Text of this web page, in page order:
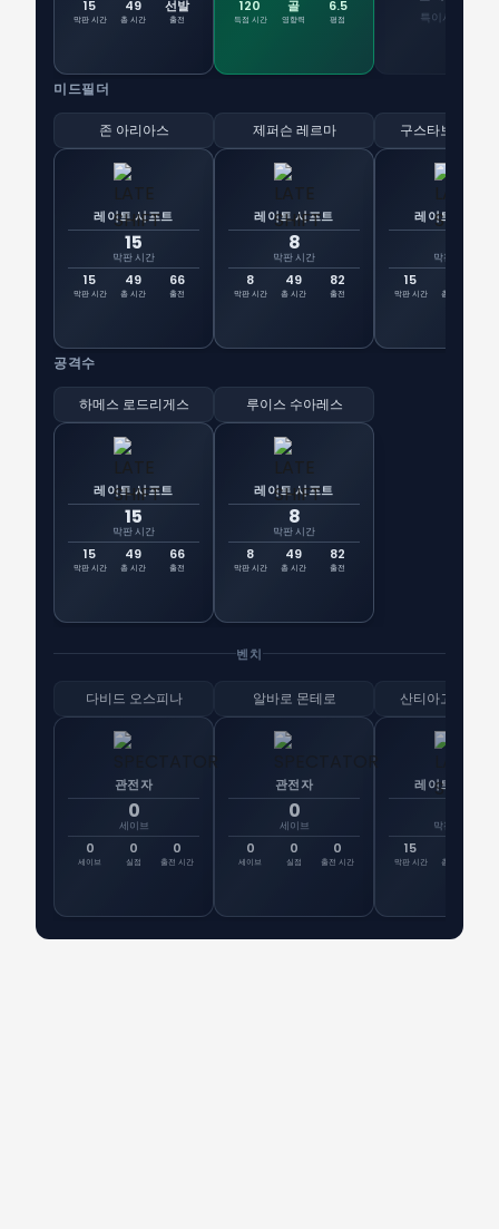
15
막판 시간
49
총 시간
선발
출전
120
득점 시간
골
영향력
6.5
평점 특이사항 없음
미드필더
존 아리아스
레이트 시프트
15
막판 시간
15
막판 시간
49
총 시간
66
출전
제퍼슨 레르마
레이트 시프트
8
막판 시간
8
막판 시간
49
총 시간
82
출전
구스타보 푸에
레이트 시프트
막판 시간
15
막판 시간 총 시간
공격수
하메스 로드리게스
레이트 시프트
15
막판 시간
15
막판 시간
49
총 시간
66
출전
루이스 수아레스
레이트 시프트
8
막판 시간
8
막판 시간
49
총 시간
82
출전
벤치
다비드 오스피나
관전자
0
세이브
0
세이브
0
실점
0
출전 시간
알바로 몬테로
관전자
0
세이브
0
세이브
0
실점
0
출전 시간
산티아고 아리
레이트 시프트
막판 시간
15
막판 시간 총 시간